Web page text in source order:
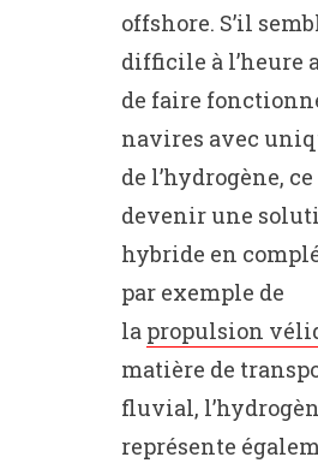
offshore. S’il
difficile à l’heure
de faire
navires avec
de l’hydrogène,
devenir une
hybride en
par exemple de
la propulsion
matière de
fluvial,
représente